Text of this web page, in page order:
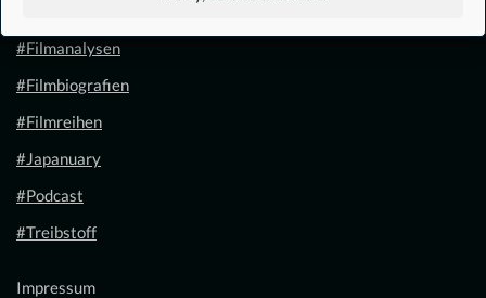
#Filmanalysen
#Filmbiografien
#Filmreihen
#Japanuary
#Podcast
#Treibstoff
Impressum